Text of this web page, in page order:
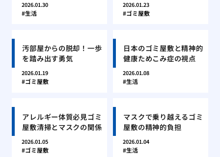
2026.01.30
生活
2026.01.23
ゴミ屋敷
汚部屋からの脱却！一歩
を踏み出す勇気
2026.01.19
ゴミ屋敷
日本のゴミ屋敷と精神的
健康ためこみ症の視点
2026.01.08
生活
アレルギー体質必見ゴミ
屋敷清掃とマスクの関係
2026.01.05
ゴミ屋敷
マスクで乗り越えるゴミ
屋敷の精神的負担
2026.01.04
生活